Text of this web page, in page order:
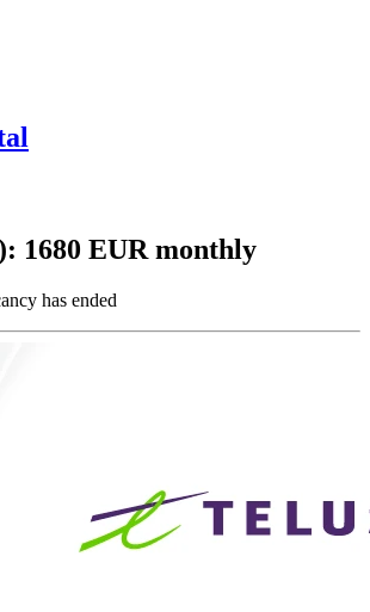
1680 EUR monthly
has ended